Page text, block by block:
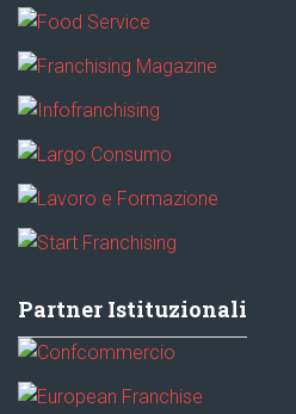
Partner Istituzionali